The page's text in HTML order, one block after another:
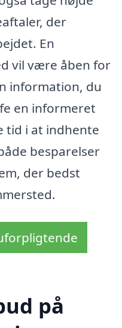
der
En
vil være åben for
information, du
en informeret
tid i at indhente
besparelser
der bedst
på